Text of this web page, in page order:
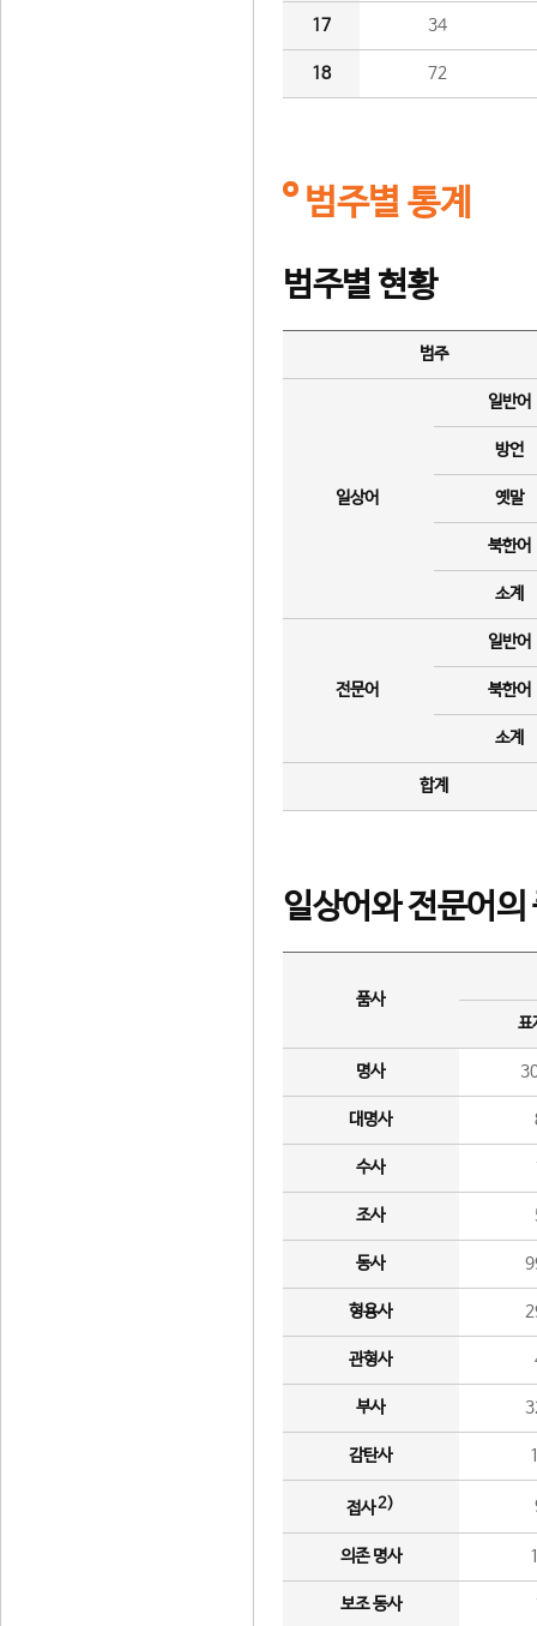
17 34
18 72
범주별 통계
범주별 현황
범주
일상어
일반어
방언
옛말
북한어
소계
전문어
일반어
북한어
소계
합계
일상어와 전문어의
품사
표
명사
대명사
수사
조사
동사
형용사
관형사
부사
감탄사
접사2)
의존 명사
보조 동사